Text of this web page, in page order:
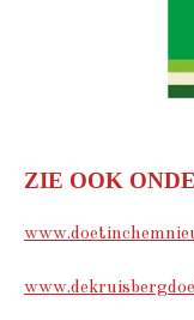
ZIE OOK